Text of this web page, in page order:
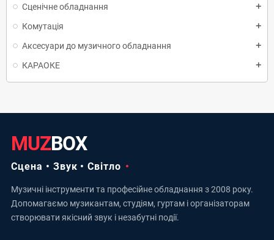
Сценічне обладнання add
Комутація add
Аксесуари до музичного обладнання add
КАРАОКЕ add
MUZBOX
Сцена • Звук • Світло
Музичні інструменти та професійне обладнання з 2008 року.
Допомагаємо музикантам, студіям, гуртам і організаторам
створювати якісний звук і незабутні події.